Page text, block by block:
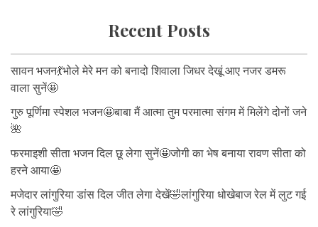
Recent Posts
सावन भजन💃भोले मेरे मन को बनादो शिवाला जिधर देखूं आए नजर डमरू
वाला सुनें🤩
गुरु पूर्णिमा स्पेशल भजन🤩बाबा मैं आत्मा तुम परमात्मा संगम में मिलेंगे दोनों जने
🌺
फरमाइशी सीता भजन दिल छू लेगा सुनें🤩जोगी का भेष बनाया रावण सीता को
हरने आया🤩
मजेदार लांगुरिया डांस दिल जीत लेगा देखें🤣लांगुरिया धोखेबाज रेल में लुट गई
रे लांगुरिया🤣